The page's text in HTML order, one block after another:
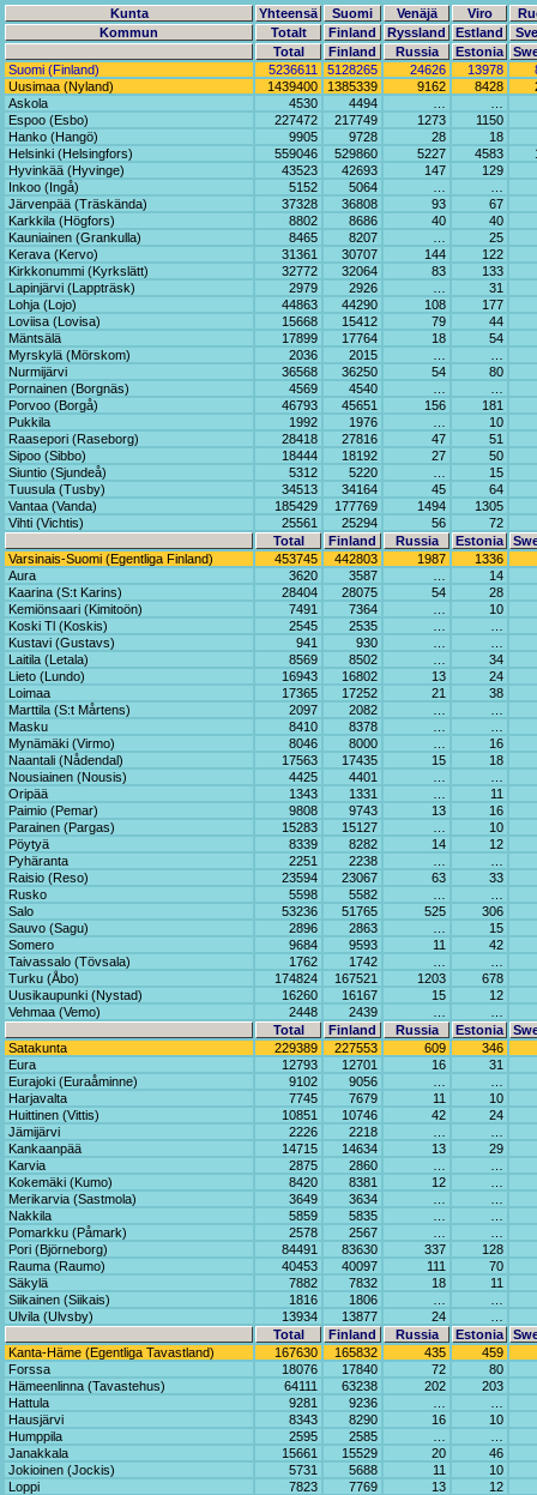
Kunta Yhteensä Suomi Venäjä Viro
Kommun
Totalt Finland Ryssland Estland
Total
Finland Russia Estonia
Suomi (Finland)
5236611 5128265 24626 13978
Uusimaa (Nyland)
1439400 1385339 9162 8428
Askola
4530 4494
Espoo (Esbo)
227472 217749 1273
1150
Hanko (Hangö)
9905 9728 28
18
Helsinki (Helsingfors)
559046 529860 5227 4583
Hyvinkää (Hyvinge)
43523 42693 147
129
Inkoo (Ingå)
5152 5064
Järvenpää (Träskända)
37328 36808 93
67
Karkkila (Högfors)
8802 8686 40
40
Kauniainen (Grankulla)
8465 8207
25
Kerava (Kervo)
31361 30707 144
122
Kirkkonummi (Kyrkslätt)
32772 32064 83
133
Lapinjärvi (Lappträsk)
2979 2926
31
Lohja (Lojo)
44863 44290 108
177
Loviisa (Lovisa)
15668 15412 79
44
Mäntsälä
17899 17764 18
54
Myrskylä (Mörskom)
2036 2015
Nurmijärvi
36568 36250 54
80
Pornainen (Borgnäs)
4569 4540
Porvoo (Borgå)
46793 45651 156
181
Pukkila
1992 1976
10
Raasepori (Raseborg)
28418 27816 47
51
Sipoo (Sibbo)
18444 18192 27
50
Siuntio (Sjundeå)
5312 5220
15
Tuusula (Tusby)
34513 34164 45
64
Vantaa (Vanda)
185429 177769 1494
1305
Vihti (Vichtis)
25561 25294 56
72
Total
Finland Russia Estonia
Varsinais-Suomi (Egentliga Finland)
453745 442803 1987
1336
Aura
3620 3587
14
Kaarina (S:t Karins)
28404 28075 54
28
Kemiönsaari (Kimitoön)
7491 7364
10
Koski Tl (Koskis)
2545 2535
Kustavi (Gustavs)
941 930
Laitila (Letala)
8569 8502
34
Lieto (Lundo)
16943 16802 13
24
Loimaa
17365 17252 21
38
Marttila (S:t Mårtens)
2097 2082
Masku
8410 8378
Mynämäki (Virmo)
8046 8000
16
Naantali (Nådendal)
17563 17435 15
18
Nousiainen (Nousis)
4425 4401
Oripää
1343 1331
11
Paimio (Pemar)
9808 9743 13
16
Parainen (Pargas)
15283 15127
10
Pöytyä
8339 8282 14
12
Pyhäranta
2251 2238
Raisio (Reso)
23594 23067 63
33
Rusko
5598 5582
Salo
53236 51765 525
306
Sauvo (Sagu)
2896 2863
15
Somero
9684 9593 11
42
Taivassalo (Tövsala)
1762 1742
Turku (Åbo)
174824 167521 1203
678
Uusikaupunki (Nystad)
16260 16167 15
12
Vehmaa (Vemo)
2448 2439
Total
Finland Russia Estonia
Satakunta
229389 227553 609
346
Eura
12793 12701 16
31
Eurajoki (Euraåminne)
9102 9056
Harjavalta
7745 7679 11
10
Huittinen (Vittis)
10851 10746 42
24
Jämijärvi
2226 2218
Kankaanpää
14715 14634 13
29
Karvia
2875 2860
Kokemäki (Kumo)
8420 8381 12
Merikarvia (Sastmola)
3649 3634
Nakkila
5859 5835
Pomarkku (Påmark)
2578 2567
Pori (Björneborg)
84491 83630 337
128
Rauma (Raumo)
40453 40097 111
70
Säkylä
7882 7832 18
11
Siikainen (Siikais)
1816 1806
Ulvila (Ulvsby)
13934 13877 24
Total
Finland Russia Estonia
Kanta-Häme (Egentliga Tavastland)
167630 165832 435
459
Forssa
18076 17840 72
80
Hämeenlinna (Tavastehus)
64111 63238 202
203
Hattula
9281 9236
Hausjärvi
8343 8290 16
10
Humppila
2595 2585
Janakkala
15661 15529 20
46
Jokioinen (Jockis)
5731 5688 11
10
Loppi
7823 7769 13
12